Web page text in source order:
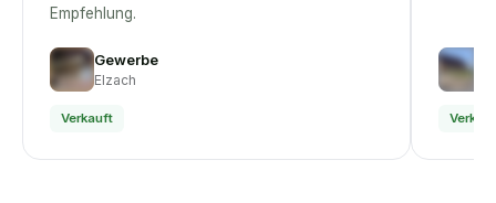
Empfehlung.
Gewerbe
Elzach
Verkauft